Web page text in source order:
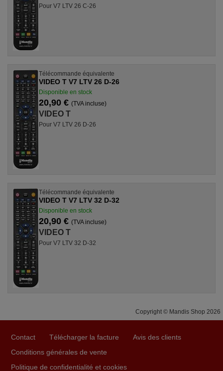
Pour V7 LTV 26 C-26
Télécommande équivalente
VIDEO T V7 LTV 26 D-26
Disponible en stock
20,90 € (TVA incluse)
VIDEO T
Pour V7 LTV 26 D-26
Télécommande équivalente
VIDEO T V7 LTV 32 D-32
Disponible en stock
20,90 € (TVA incluse)
VIDEO T
Pour V7 LTV 32 D-32
Copyright © Mandis Shop 2026
Contact Télécharger la facture
Avis des clients
Conditions générales de vente
Politique de confidentialité et cookies